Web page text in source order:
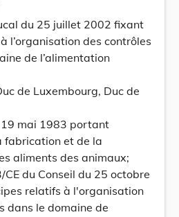
du 25 juillet 2002 fixant
l’organisation des contrôles
de l’alimentation
de Luxembourg, Duc de
mai 1983 portant
fabrication et de la
aliments des animaux;
du Conseil du 25 octobre
relatifs à l'organisation
dans le domaine de